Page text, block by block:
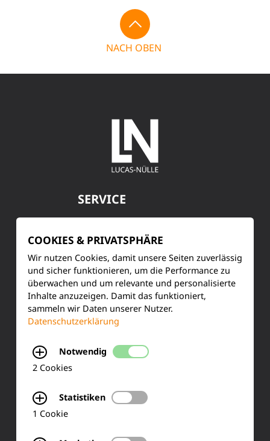
NACH OBEN
SERVICE
Produktinformationen
Training & Schulung
Ihre Meinung
COOKIES & PRIVATSPHÄRE
Wir nutzen Cookies, damit unsere Seiten zuverlässig
und sicher funktionieren, um die Performance zu
überwachen und um relevante und personalisierte
Inhalte anzuzeigen. Damit das funktioniert,
sammeln wir Daten unserer Nutzer.
Datenschutzerklärung
Notwendig
2 Cookies
Statistiken
1 Cookie